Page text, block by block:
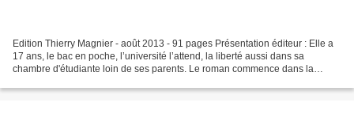
Edition Thierry Magnier - août 2013 - 91 pages Présentation éditeur : Elle a
17 ans, le bac en poche, l’université l’attend, la liberté aussi dans sa
chambre d'étudiante loin de ses parents. Le roman commence dans la